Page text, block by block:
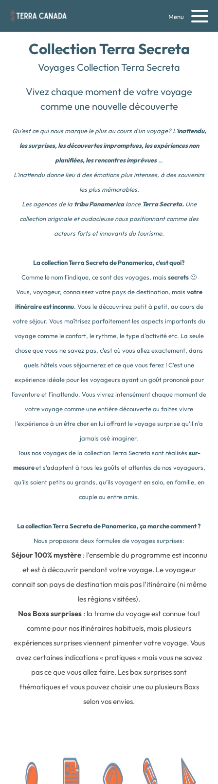
Menu
Collection Terra Secreta
Voyages Collection Terra Secreta
Vivez chaque moment de votre voyage
comme une nouvelle découverte
Qu’est ce qui nous marque le plus au cours d’un voyage? L’inattendu,
les surprises, les découvertes impromptues, les expériences non
planifiées, les rencontres imprévues…
L’inattendu donne lieu à des émotions plus intenses, à des souvenirs
les plus mémorables.
Les agences de la tribu Panamericalance Terra Secreta.Une
collection originale et audacieuse nous positionnant comme des
acteurs forts et innovants du tourisme.
Lacollection Terra Secreta de Panamerica, c’est quoi?
Comme le nom l’indique, ce sont des voyages, mais secrets🙂
Vous, voyageur, connaissez votre pays de destination, mais votre
itinéraire est inconnu. Vous le découvrirez petit à petit, au cours de
votre séjour. Vous maîtrisez parfaitement les aspects importants du
voyage comme le confort, le rythme, le type d’activité etc. La seule
chose que vous ne savez pas, c’est où vous allez exactement, dans
quels hôtels vous séjournerez et ce que vous ferez ! C’est une
expérience idéale pour les voyageurs ayant un goût prononcé pour
l’aventure et l’inattendu. Vous vivrez intensément chaque moment de
votre voyage comme une entière découverte ou faites vivre
l’expérience à un être cher en lui offrant le voyage surprise qu’il n’a
jamais osé imaginer.
Tous nos voyages de la collection Terra Secreta sont réalisés sur-
mesureet s’adaptent à tous les goûts et attentes de nos voyageurs,
qu’ils soient petits ou grands, qu’ils voyagent en solo, en famille, en
couple ou entre amis.
La collection Terra Secreta de Panamerica, ça marche comment ?
Nous proposons deux formules de voyages surprises:
Séjour 100% mystère: l’ensemble du programme est inconnu
et est à découvrir pendant votre voyage. Le voyageur
connait son pays de destination mais pas l’itinéraire (ni même
les régions visitées).
Nos Boxs surprises : la trame du voyage est connue tout
comme pour nos itinéraires habituels, mais plusieurs
expériences surprises viennent pimenter votre voyage. Vous
avez certaines indications « pratiques » mais vous ne savez
pas ce que vous allez faire. Les box surprises sont
thématiques et vous pouvez choisir une ou plusieurs Boxs
selon vos envies.
Après avoir analysé vos réponses, un de nos concepteurs voyages
prendra contact avec vouspar téléphonepour faire votre